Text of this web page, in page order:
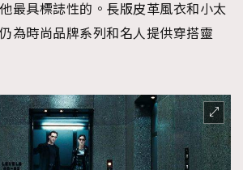
最具標誌性的。長版皮革風衣和小太
為時尚品牌系列和名人提供穿搭靈